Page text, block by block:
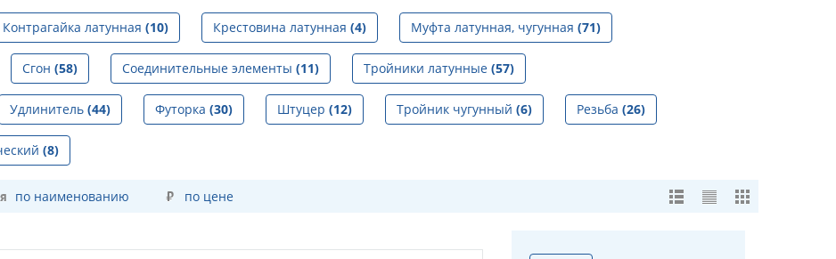
Контрагайка латунная (10) Крестовина латунная (4) Муфта латунная, чугунная (71)
Сгон (58) Соединительные элементы (11) Тройники латунные (57)
Удлинитель (44) Футорка (30) Штуцер (12) Тройник чугунный (6) Резьба (26)
(8)
по наименованию по цене